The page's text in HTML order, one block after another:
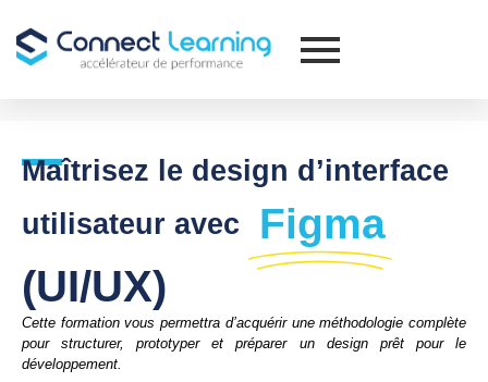
Maîtrisez le design d’interface
utilisateur avec
Figma
(UI/UX)
Cette formation vous permettra d’acquérir une méthodologie complète
pour structurer, prototyper et préparer un design prêt pour le
développement.